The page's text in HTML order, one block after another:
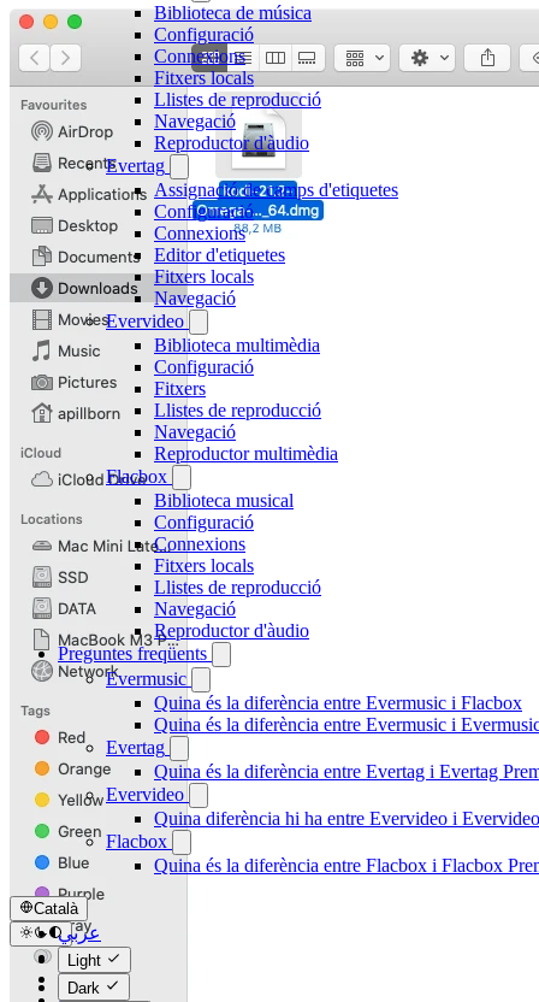
Biblioteca de música
Configuració
Connexions
Fitxers locals
Llistes de reproducció
Navegació
Reproductor d'àudio
Evertag
Assignació de camps d'etiquetes
Configuració
Connexions
Editor d'etiquetes
Fitxers locals
Navegació
Evervideo
Biblioteca multimèdia
Configuració
Fitxers
Llistes de reproducció
Navegació
Reproductor multimèdia
Flacbox
Biblioteca musical
Configuració
Connexions
Fitxers locals
Llistes de reproducció
Navegació
Reproductor d'àudio
Preguntes freqüents
Evermusic
Quina és la diferència entre Evermusic i Flacbox
Quina és la diferència entre Evermusic i
Evertag
Quina és la diferència entre Evertag i Evertag
Evervideo
Quina diferència hi ha entre Evervideo i
Flacbox
Quina és la diferència entre Flacbox i Flacbox
Català
عربي
Català
Čeština
Light
Dark